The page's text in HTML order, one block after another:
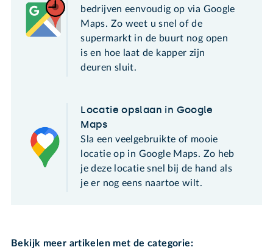
bedrijven eenvoudig op via Google
Maps. Zo weet u snel of de
supermarkt in de buurt nog open
is en hoe laat de kapper zijn
deuren sluit.
Locatie opslaan in Google
Maps
Sla een veelgebruikte of mooie
locatie op in Google Maps. Zo heb
je deze locatie snel bij de hand als
je er nog eens naartoe wilt.
Bekijk meer artikelen met de categorie: